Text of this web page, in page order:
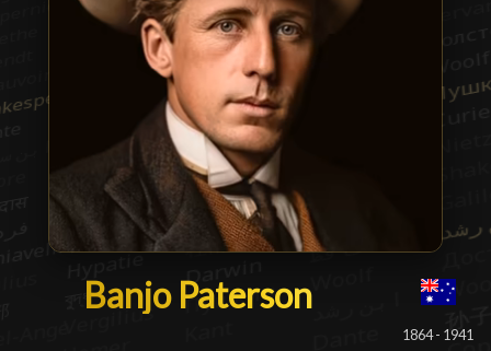
Banjo Paterson
Banjo Paterson█
1864 - 1941